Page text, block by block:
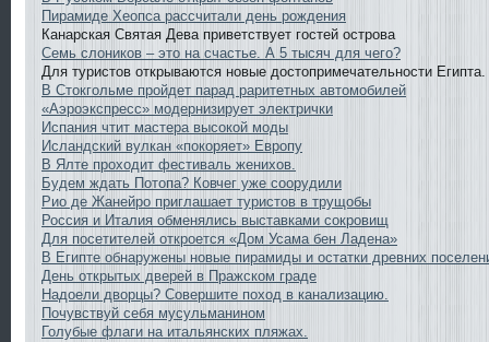
Пирамиде Хеопса рассчитали день рождения
Канарская Святая Дева приветствует гостей острова
Семь слоников – это на счастье. А 5 тысяч для чего?
Для туристов открываются новые достопримечательности Египта.
В Стокгольме пройдет парад раритетных автомобилей
«Аэроэкспресс» модернизирует электрички
Испания чтит мастера высокой моды
Исландский вулкан «покоряет» Европу
В Ялте проходит фестиваль женихов.
Будем ждать Потопа? Ковчег уже соорудили
Рио де Жанейро приглашает туристов в трущобы
Россия и Италия обменялись выставками сокровищ
Для посетителей откроется «Дом Усама бен Ладена»
В Египте обнаружены новые пирамиды и остатки древних
День открытых дверей в Пражском граде
Надоели дворцы? Совершите поход в канализацию.
Почувствуй себя мусульманином
Голубые флаги на итальянских пляжах.